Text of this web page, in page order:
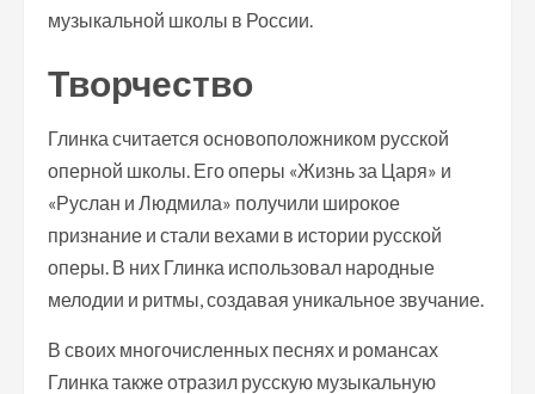
музыкальной школы в России.
Творчество
Глинка считается основоположником русской
оперной школы. Его оперы «Жизнь за Царя» и
«Руслан и Людмила» получили широкое
признание и стали вехами в истории русской
оперы. В них Глинка использовал народные
мелодии и ритмы, создавая уникальное звучание.
В своих многочисленных песнях и романсах
Глинка также отразил русскую музыкальную